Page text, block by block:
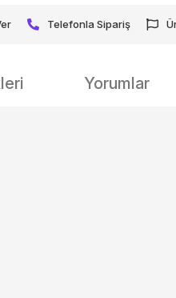
Telefonla Sipariş
Yorumlar